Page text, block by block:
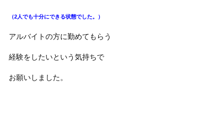
（2人でも十分にできる状態でした。）
アルバイトの方に勤めてもらう
経験をしたいという気持ちで
お願いしました。